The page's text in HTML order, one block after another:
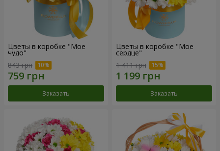
Цветы в коробке "Мое
чудо"
843 грн
Заказать
Цветы в коробке "Мое
сердце"
1 411 грн
Заказать